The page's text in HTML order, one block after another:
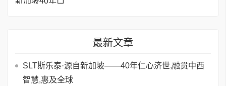
最新文章
SLT斯乐泰·源自新加坡——40年仁心济世,融贯中西
智慧,惠及全球